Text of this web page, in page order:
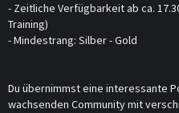
- Zeitliche Verfügbarkeit ab ca.
Training)
- Mindestrang: Silber - Gold
Du übernimmst eine interessante
wachsenden Community mit